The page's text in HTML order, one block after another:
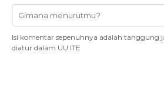
Isi komentar sepenuhnya adalah tanggung
diatur dalam UU ITE